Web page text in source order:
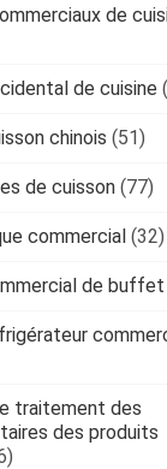
de
de cuisine
chinois (51)
de cuisson (77)
commercial (32)
de buffet
traitement des
des produits